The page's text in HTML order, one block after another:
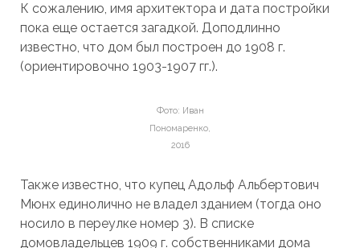
К сожалению, имя архитектора и дата постройки
пока еще остается загадкой. Доподлинно
известно, что дом был построен до 1908 г.
(ориентировочно 1903-1907 гг.).
Фото: Иван
Пономаренко,
2016
Также известно, что купец Адольф Альбертович
Мюнх единолично не владел зданием (тогда оно
носило в переулке номер 3). В списке
домовладельцев 1909 г. собственниками дома